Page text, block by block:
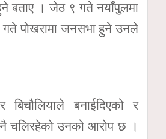
बताए । जेठ ९ गते नयाँपुलमा
गते पोखरामा जनसभा हुने उनले
बिचौलियाले बनाईदिएको र
नै चलिरहेको उनको आरोप छ ।